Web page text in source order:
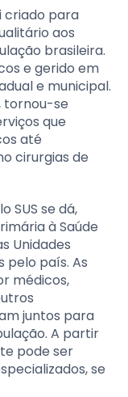
criado para
aos
brasileira.
e gerido em
e municipal.
tornou-se
que
até
cirurgias de
SUS se dá,
à Saúde
Unidades
pelo país. As
médicos,
juntos para
A partir
pode ser
se